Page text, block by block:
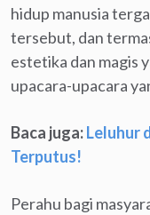
hidup manusia
tersebut, dan
estetika dan magis
upacara-upacara
Baca juga:Leluhur
Terputus!
Perahu bagi